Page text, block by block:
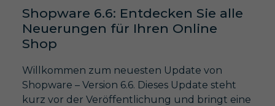
Shopware 6.6: Entdecken Sie alle
Neuerungen für Ihren Online
Shop
Willkommen zum neuesten Update von
Shopware – Version 6.6. Dieses Update steht
kurz vor der Veröffentlichung und bringt eine